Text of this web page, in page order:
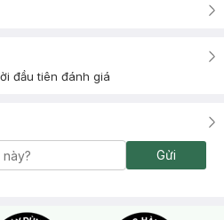
đầu tiên đánh giá
Gửi